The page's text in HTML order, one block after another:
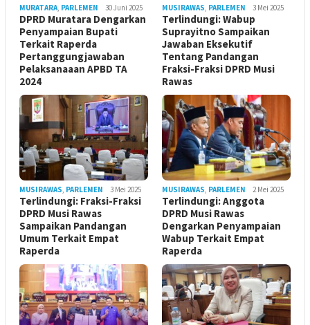
MURATARA, PARLEMEN 30 Juni 2025
DPRD Muratara Dengarkan
Penyampaian Bupati
Terkait Raperda
Pertanggungjawaban
Pelaksanaaan APBD TA
2024
MUSIRAWAS, PARLEMEN 3 Mei 2025
Terlindungi: Wabup
Suprayitno Sampaikan
Jawaban Eksekutif
Tentang Pandangan
Fraksi-Fraksi DPRD Musi
Rawas
MUSIRAWAS, PARLEMEN 3 Mei 2025
Terlindungi: Fraksi-Fraksi
DPRD Musi Rawas
Sampaikan Pandangan
Umum Terkait Empat
Raperda
MUSIRAWAS, PARLEMEN 2 Mei 2025
Terlindungi: Anggota
DPRD Musi Rawas
Dengarkan Penyampaian
Wabup Terkait Empat
Raperda